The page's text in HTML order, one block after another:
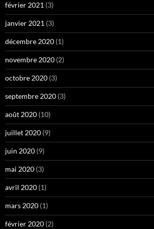
février 2021 (3)
janvier 2021 (3)
décembre 2020 (1)
novembre 2020 (2)
octobre 2020 (3)
septembre 2020 (3)
août 2020 (10)
juillet 2020 (9)
juin 2020 (9)
mai 2020 (3)
avril 2020 (1)
mars 2020 (1)
février 2020 (2)